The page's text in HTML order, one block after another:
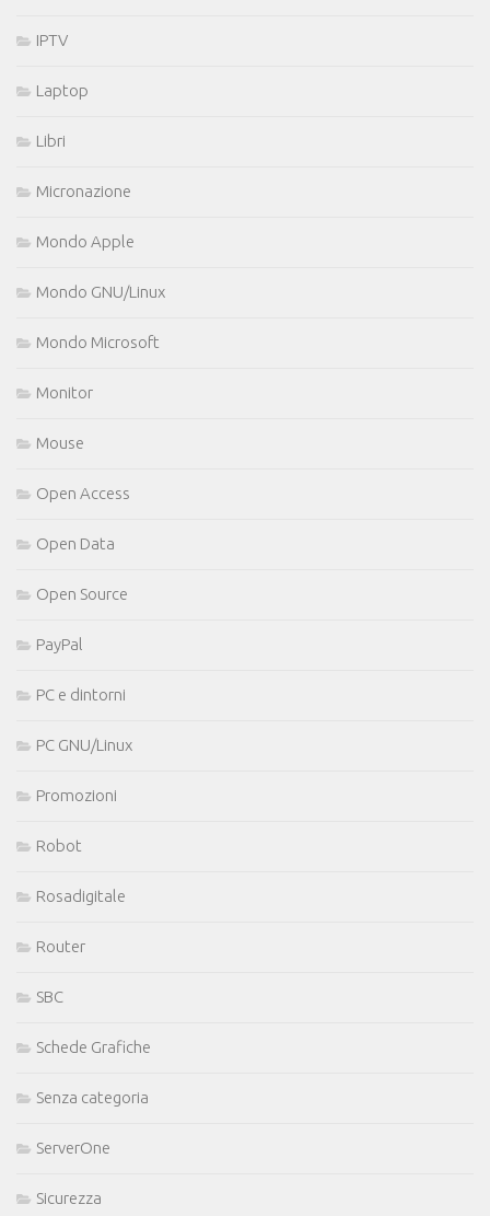
IPTV
Laptop
Libri
Micronazione
Mondo Apple
Mondo GNU/Linux
Mondo Microsoft
Monitor
Mouse
Open Access
Open Data
Open Source
PayPal
PC e dintorni
PC GNU/Linux
Promozioni
Robot
Rosadigitale
Router
SBC
Schede Grafiche
Senza categoria
ServerOne
Sicurezza